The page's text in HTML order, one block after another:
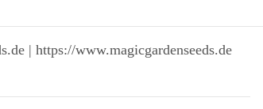
| https://www.magicgardenseeds.de